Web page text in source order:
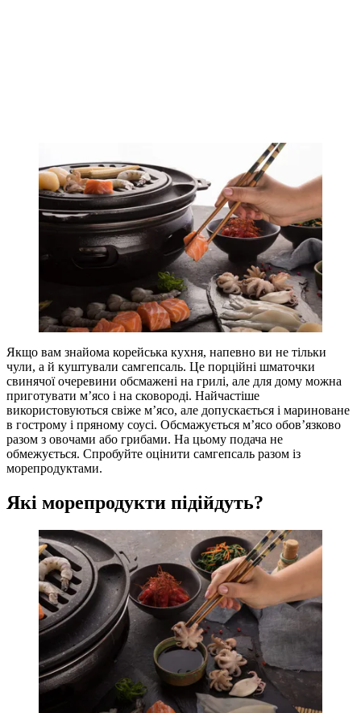
Якщо вам знайома корейська кухня, напевно ви не тільки
чули, а й куштували самгепсаль. Це порційні шматочки
свинячої очеревини обсмажені на грилі, але для дому можна
приготувати м’ясо і на сковороді. Найчастіше
використовуються свіже м’ясо, але допускається і мариноване
в гострому і пряному соусі. Обсмажується м’ясо обов’язково
разом з овочами або грибами. На цьому подача не
обмежується. Спробуйте оцінити самгепсаль разом із
морепродуктами.
Які морепродукти підійдуть?